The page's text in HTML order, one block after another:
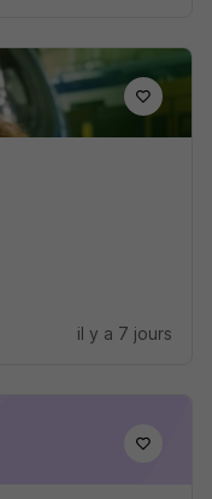
il y a 7 jours